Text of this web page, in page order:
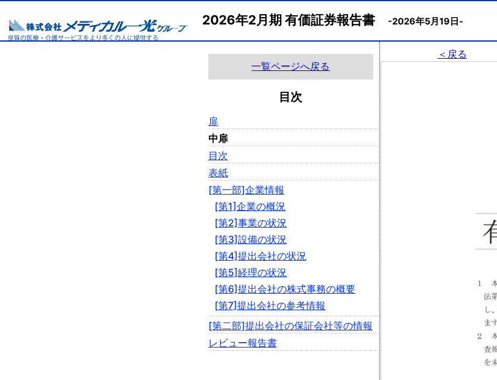
2026年2月期 有価証券報告書 -2026年5月19日-
一覧ページへ戻る
目次
扉
中扉
目次
表紙
[第一部]企業情報
[第1]企業の概況
[第2]事業の状況
[第3]設備の状況
[第4]提出会社の状況
[第5]経理の状況
[第6]提出会社の株式事務の概要
[第7]提出会社の参考情報
[第二部]提出会社の保証会社等の情報
レビュー報告書
＜戻る